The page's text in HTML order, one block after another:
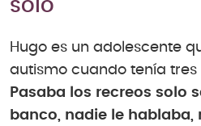
solo
Hugo es un adolescente
autismo cuando tenía tres
Pasaba los recreos solo
banco, nadie le